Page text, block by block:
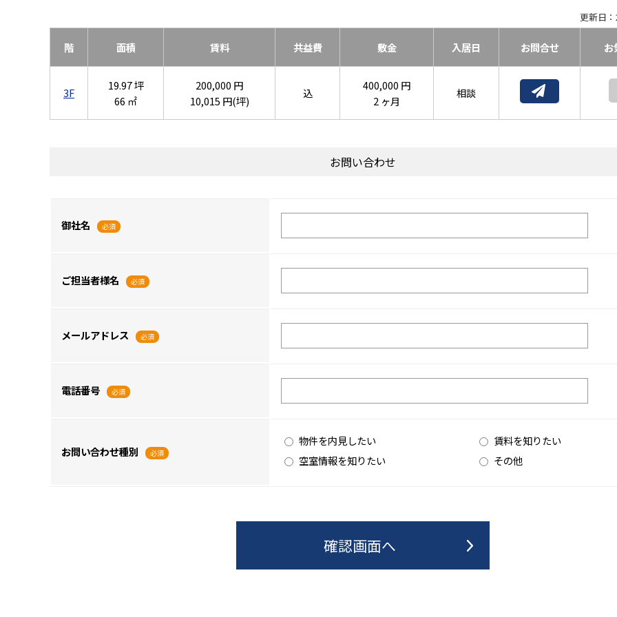
更新日
階 面積 賃料 共益費 敷金 入居日 お問合せ お
3F
19.97 坪
66 ㎡
200,000 円
10,015 円(坪)
込
400,000 円
2 ヶ月
相談
お問い合わせ
御社名 必須
ご担当者様名 必須
メールアドレス 必須
電話番号 必須
お問い合わせ種別 必須
物件を内見したい
賃料を知りたい
空室情報を知りたい
その他